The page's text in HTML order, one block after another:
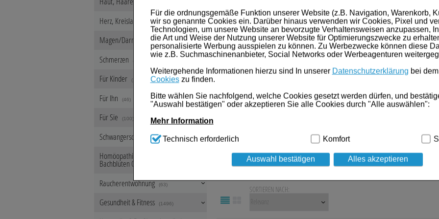
Für die ordnungsgemäße Funktion unserer Website (z.B. Navigation, Warenkorb,
wir so genannte Cookies ein. Darüber hinaus verwenden wir Cookies, Pixel und
Technologien, um unsere Website an bevorzugte Verhaltensweisen anzupassen,
die Art und Weise der Nutzung unserer Website für Optimierungszwecke zu
personalisierte Werbung ausspielen zu können. Zu Werbezwecke können diese
wie z.B. Suchmaschinenanbieter, Social Networks oder Werbeagenturen
Weitergehende Informationen hierzu sind In unserer Datenschutzerklärung bei
Cookieszu finden.
Bitte wählen Sie nachfolgend, welche Cookies gesetzt werden dürfen, und
"Auswahl bestätigen" oder akzeptieren Sie alle Cookies durch "Alle auswählen":
Mehr Information
Technisch Notwendig:Hierbei handelt es sich um Cookies, die für die
Website notwendig sind (z.B. Navigation, Warenkorb, Kundenkonto), weshalb auf
beispielsweise für die Wiedererkennung des Besuchers oder unsere Seite an
Verhaltensweisen (z.B. Spracheinstellung) anzupassen. Komfort-Cookies
Ihre Bedürfnisse zugeschrittene Inhalte anzuzeigen und unser Partnerprogramm zu
Technisch erforderlich Komfort
Auswahl bestätigen Alles akzeptieren
Anbieter: Viatris Healthcare GmbH
Einheit: 60St
Darreichungsform: Filmtabletten
PZN: 16042242
Nicht lieferbar
Details
AMBRISENTAN Mylan 5 mg Filmtabletten30 St
16042236
SORTIEREN NACH:
Herz, Kreislauf & Gefäße (459)
Magen/Darm & Leber/Galle (626)
Schmerzen
Für Kinder (108)
Für Ihn (46)
Für Sie (100)
Schwangerschaft & Stillzeit (218)
Homöopathie, Schüsslersalze &
Bachblüten Original
Raucherentwöhnung (63)
Gesundheit & Fitness (1496)